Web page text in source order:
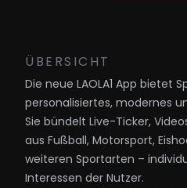
ÜBERSICHT
Die neue LAOLA1 App bietet
personalisiertes, modernes
Sie bündelt Live-Ticker,
aus Fußball, Motorsport,
weiteren Sportarten –
Interessen der Nutzer.